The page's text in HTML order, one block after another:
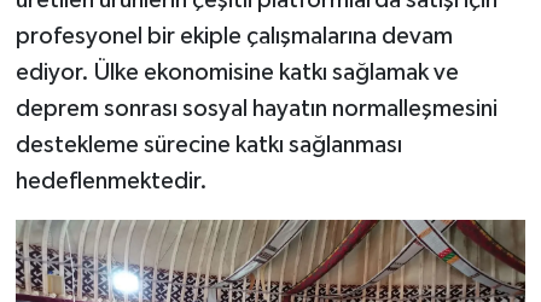
profesyonel bir ekiple çalışmalarına devam
ediyor. Ülke ekonomisine katkı sağlamak ve
deprem sonrası sosyal hayatın normalleşmesini
destekleme sürecine katkı sağlanması
hedeflenmektedir.